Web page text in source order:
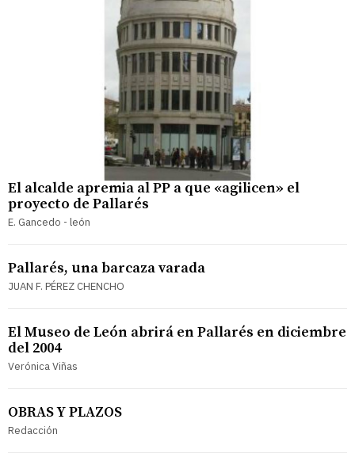
El alcalde apremia al PP a que «agilicen» el
proyecto de Pallarés
E. Gancedo - león
Pallarés, una barcaza varada
JUAN F. PÉREZ CHENCHO
El Museo de León abrirá en Pallarés en diciembre
del 2004
Verónica Viñas
OBRAS Y PLAZOS
Redacción